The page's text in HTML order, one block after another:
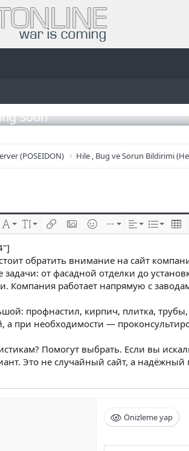
Soon
(POSEIDON) Hile , Bug ve Sorun Bildirimi
обратить внимание на сайт
от фасадной отделки до
Компания работает напрямую с
профнастил, кирпич, плитка,
а при необходимости —
Помогут выбрать. Если вы
Это не случайный сайт, а надёжный
Önizleme yap